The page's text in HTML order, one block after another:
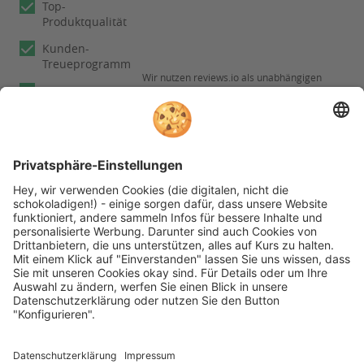
Top-
Produktqualität
Kunden-
Treueprogramm
Experten
Wir nutzen reviews.io als unabhängigen
Dienstleister für die Einholung von
Bewertungen. Erfahren Sie mehr unter
unserenInformationen zu
Kundenbewertungen
Folgen Sie rehashop auch auf folgenden Kanälen
* Alle Preise inkl. gesetzl. Mehrwertsteuer zzgl.
Versandkosten wenn nicht anders beschrieben